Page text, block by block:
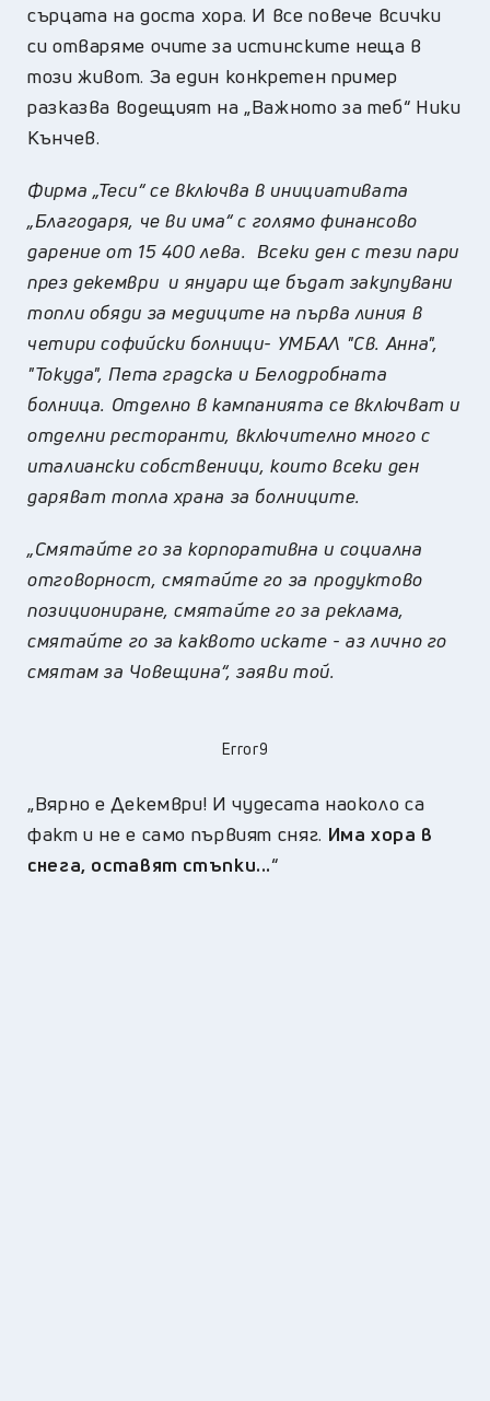
сърцата на доста хора. И все повече всички
си отваряме очите за истинските неща в
този живот. За един конкретен пример
разказва водещият на „Важното за теб“ Ники
Кънчев.
Фирма „Теси“ се включва в инициативата
„Благодаря, че ви има“ с голямо финансово
дарение от 15 400 лева. Всеки ден с тези пари
през декември и януари ще бъдат закупувани
топли обяди за медиците на първа линия в
четири софийски болници- УМБАЛ "Св. Анна",
"Токуда", Пета градска и Белодробната
болница. Отделно в кампанията се включват и
отделни ресторанти, включително много с
италиански собственици, които всеки ден
даряват топла храна за болниците.
„Смятайте го за корпоративна и социална
отговорност, смятайте го за продуктово
позициониране, смятайте го за реклама,
смятайте го за каквото искате - аз лично го
смятам за Човещина“,заяви той.
Error9
„Вярно е Декември! И чудесата наоколо са
факт и не е само първият сняг. Има хора в
снега, оставят стъпки...“